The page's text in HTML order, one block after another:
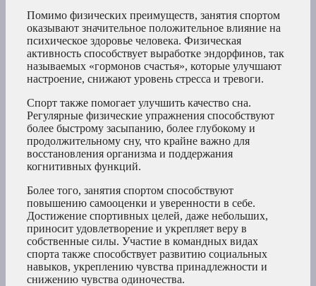
Помимо физических преимуществ, занятия спортом
оказывают значительное положительное влияние на
психическое здоровье человека. Физическая
активность способствует выработке эндорфинов, так
называемых «гормонов счастья», которые улучшают
настроение, снижают уровень стресса и тревоги.
Спорт также помогает улучшить качество сна.
Регулярные физические упражнения способствуют
более быстрому засыпанию, более глубокому и
продолжительному сну, что крайне важно для
восстановления организма и поддержания
когнитивных функций.
Более того, занятия спортом способствуют
повышению самооценки и уверенности в себе.
Достижение спортивных целей, даже небольших,
приносит удовлетворение и укрепляет веру в
собственные силы. Участие в командных видах
спорта также способствует развитию социальных
навыков, укреплению чувства принадлежности и
снижению чувства одиночества.